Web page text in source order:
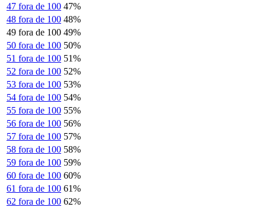
47 fora de 100 47%
48 fora de 100 48%
49 fora de 100 49%
50 fora de 100 50%
51 fora de 100 51%
52 fora de 100 52%
53 fora de 100 53%
54 fora de 100 54%
55 fora de 100 55%
56 fora de 100 56%
57 fora de 100 57%
58 fora de 100 58%
59 fora de 100 59%
60 fora de 100 60%
61 fora de 100 61%
62 fora de 100 62%